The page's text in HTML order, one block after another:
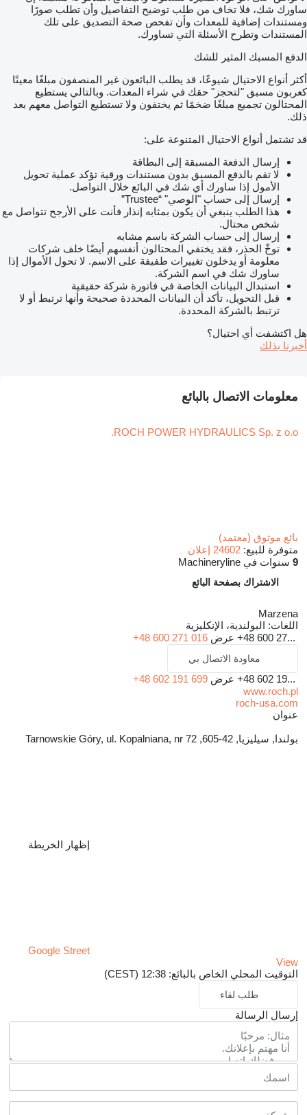
ساورك شك، فلا تخاف من طلب توضيح التفاصيل وأن تطلب صورًا
ومستندات إضافية للمعدات وأن تفحص صحة التصديق على تلك
المستندات وتطرح الأسئلة التي تساورك.
الدفع المسبك المثير للشك
أكثر أنواع الاحتيال شيوعًا، قد يطلب البائعون غير المنصفون مبلغًا معينًا
كعربون مسبق "لتحجز" حقك في شراء المعدات. وبالتالي يستطيع
المحتالون تجميع مبلغًا ضخمًا ثم يختفون ولا تستطيع التواصل معهم بعد
ذلك.
قد تشتمل أنواع الاحتيال المتنوعة على:
إرسال الدفعة المسبقة إلى البطاقة
لا تقم بالدفع المسبق بدون مستندات ورقية تؤكد عملية تحويل
الأمول إذا ساورك أي شك في البائع خلال التواصل.
إرسال إلى حساب "الوصي" “Trustee”
هذا الطلب ينبغي أن يكون بمثابه إنذار فأنت على الأرجح تتواصل مع
شخص محتال.
إرسال إلى حساب الشركة باسم مشابه
توخّ الحذر، فقد يختفي المحتالون أنفسهم أيضًا خلف شركات
معلومة أو يدخلون تغييرات طفيفة على الاسم. لا تحول الأموال إذا
ساورك شك في اسم الشركة.
استبدال البيانات الخاصة في فاتورة شركة حقيقية
قبل التحويل، تأكد أن البيانات المحددة صحيحة وأنها ترتبط أو لا
ترتبط بالشركة المحددة.
هل اكتشفت أي احتيال؟
أخبرنا بذلك
معلومات الاتصال بالبائع
ROCH POWER HYDRAULICS Sp. z o.o.
بائع موثوق (معتمد)
متوفرة للبيع: 24602 إعلان
9 سنوات في Machineryline
الاشتراك بصفحة البائع
Marzena
اللغات: البولندية، الإنكليزية
+48 600 27... عرض +48 600 271 016
معاودة الاتصال بي
+48 602 19... عرض +48 602 191 699
www.roch.pl
roch-usa.com
عنوان
بولندا, سيليزيا, 42-605, Tarnowskie Góry, ul. Kopalniana, nr 72
إظهار الخريطة
Google Street
View
التوقيت المحلي الخاص بالبائع: 12:38 (CEST)
طلب لقاء
إرسال الرسالة